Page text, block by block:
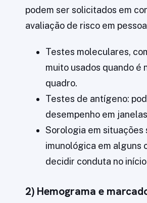
podem ser solicitados em
avaliação de risco em
Testes moleculares,
muito usados quando é
quadro.
Testes de antígeno:
desempenho em
Sorologia em
imunológica em alguns
decidir conduta no
2) Hemograma e